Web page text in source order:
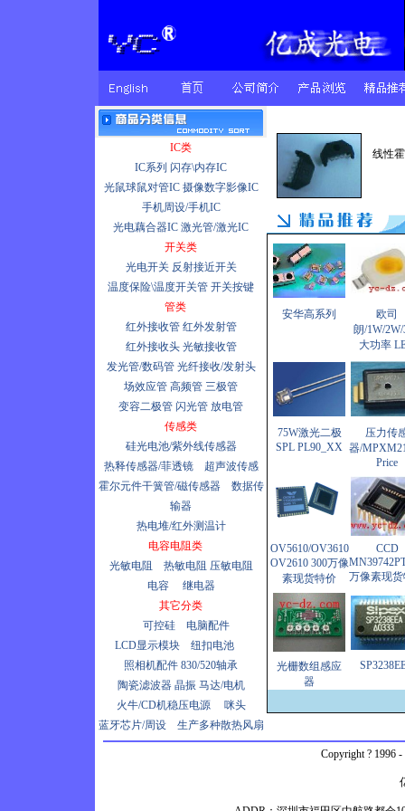
IC类
IC系列 闪存\内存IC
光鼠球鼠对管IC 摄像数字影像IC
手机周设/手机IC
光电藕合器IC 激光管/激光IC
开关类
光电开关 反射接近开关
温度保险\温度开关管 开关按键
管类
红外接收管 红外发射管
红外接收头 光敏接收管
发光管/数码管 光纤接收/发射头
场效应管 高频管 三极管
变容二极管 闪光管 放电管
传感类
硅光电池/紫外线传感器
热释传感器/菲透镜
超声波传感
霍尔元件干簧管/磁传感器
数据传
输器
热电堆/红外测温计
电容电阻类
光敏电阻
热敏电阻 压敏电阻
电容
继电器
其它分类
可控硅
电脑配件
LCD显示模块
纽扣电池
照相机配件 830/520轴承
陶瓷滤波器 晶振 马达/电机
火牛/CD机稳压电源
咪头
蓝牙芯片/周设
生产多种散热风扇
线性
安华高系列
欧司
朗/1W/2W/
大功率
75W激光二极
SPL PL90_XX
压力传
器/
Price
OV5610/OV3610
OV2610 300万像
素现货特价
CCD
万像素现
光栅数组感应
器
Copyright ? 1996